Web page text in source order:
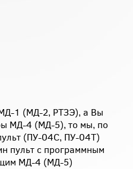
1 (МД-2, РТЗЭ), а Вы
МД-4 (МД-5), то мы, по
(ПУ-04С, ПУ-04Т)
пульт с программным
МД-4 (МД-5)